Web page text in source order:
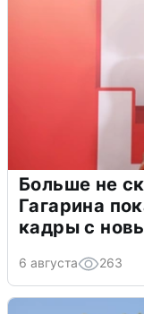
Больше не
Гагарина
кадры с
6 августа 263